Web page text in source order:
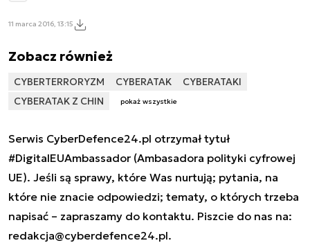
11 marca 2016, 13:15
Zobacz również
CYBERTERRORYZM CYBERATAK
CYBERATAKI
CYBERATAK Z CHIN
pokaż wszystkie
Serwis CyberDefence24.pl otrzymał tytuł
#DigitalEUAmbassador (Ambasadora polityki cyfrowej
UE). Jeśli są sprawy, które Was nurtują; pytania, na
które nie znacie odpowiedzi; tematy, o których trzeba
napisać – zapraszamy do kontaktu. Piszcie do nas na:
redakcja@cyberdefence24.pl.